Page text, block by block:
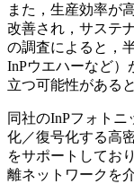
また，生産効率が
改善され，サステ
の調査によると，
InPウエハーなど）
立つ可能性がある
同社のInPフォト
化／復号化する高
をサポートしてお
離ネットワークを